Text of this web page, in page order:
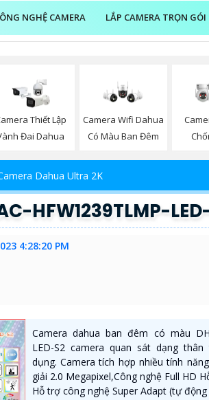
NGHỆ CAMERA LẮP CAMERA TRỌN GÓI
Thiết Lập
Đai Dahua
Camera Wifi Dahua
Có Màu Ban Đêm
Dahua Ultra 2K
HFW1239TLMP-
4:28:20 PM
Camera dahua ban đêm có màu
LED-S2 camera quan sát dạng
dụng. Camera tích hợp nhiều tính
giải 2.0 Megapixel,Công nghệ Full HD
Hỗ trợ công nghệ Super Adapt (tự